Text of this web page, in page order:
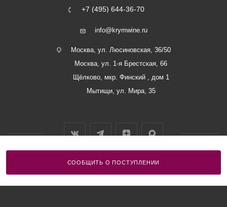
СООБЩИТЬ О ПОСТУПЛЕНИИ
+7 (495) 644-36-70
info@krymwine.ru
Москва, ул. Люсиновская, 36/50
Москва, ул. 1-я Брестская, 66
Щёлково, мкр. Финский , дом 1
Мытищи, ул. Мира, 35